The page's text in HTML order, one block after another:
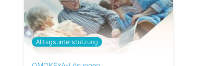
Alltagsunterstützung